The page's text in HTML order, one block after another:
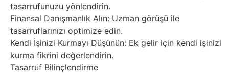
tasarrufunuzu yönlendirin.
Finansal Danışmanlık Alın: Uzman görüşü ile
tasarruflarınızı optimize edin.
Kendi İşinizi Kurmayı Düşünün: Ek gelir için kendi işinizi
kurma fikrini değerlendirin.
Tasarruf Bilinçlendirme